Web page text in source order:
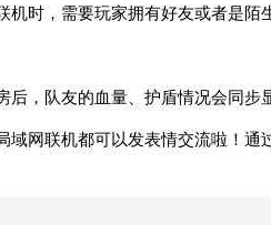
机时，需要玩家拥有好友或者是陌
后，队友的血量、护盾情况会同步
域网联机都可以发表情交流啦！